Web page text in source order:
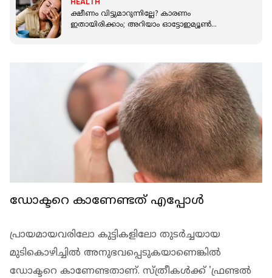
ക്ഷീണം വിട്ടുമാറുന്നില്ലേ? കാരണം
ഇതായിരിക്കാം; അറിയാം ഓട്ടോഇമ്യൂണ്‍
ഡോക്ടറെ കാണേണ്ടത് എപ്പോള്‍
പ്രായമായവരിലോ കുട്ടികളിലോ തുടര്‍ച്ചയായ
മുടികൊഴിച്ചില്‍ അനുഭവപ്പെടുകയാണെങ്കില്‍
ഡോക്ടറെ കാണേണ്ടതാണ്. സ്ത്രീകള്‍ക്ക് 'ഫ്രണ്ടല്‍